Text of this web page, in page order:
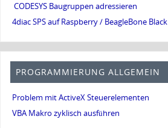
CODESYS Baugruppen adressieren
4diac SPS auf Raspberry / BeagleBone Black
PROGRAMMIERUNG ALLGEMEIN
Problem mit ActiveX Steuerelementen
VBA Makro zyklisch ausführen